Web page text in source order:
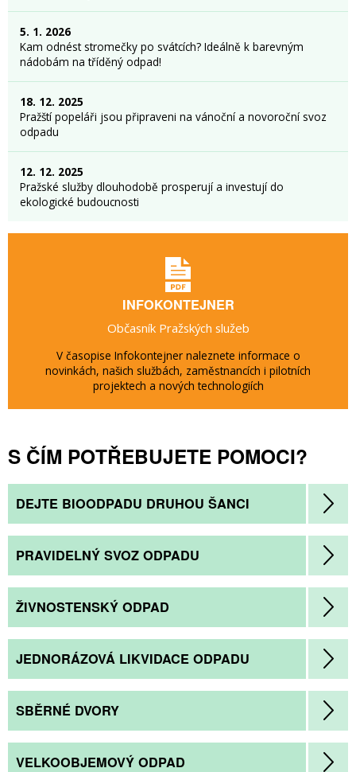
5. 1. 2026
Kam odnést stromečky po svátcích? Ideálně k barevným
nádobám na tříděný odpad!
18. 12. 2025
Pražští popeláři jsou připraveni na vánoční a novoroční svoz
odpadu
12. 12. 2025
Pražské služby dlouhodobě prosperují a investují do
ekologické budoucnosti
INFOKONTEJNER
Občasník Pražských služeb
V časopise Infokontejner naleznete informace o
novinkách, našich službách, zaměstnancích i pilotních
projektech a nových technologiích
S ČÍM POTŘEBUJETE POMOCI?
DEJTE BIOODPADU DRUHOU ŠANCI
PRAVIDELNÝ SVOZ ODPADU
ŽIVNOSTENSKÝ ODPAD
JEDNORÁZOVÁ LIKVIDACE ODPADU
SBĚRNÉ DVORY
VELKOOBJEMOVÝ ODPAD